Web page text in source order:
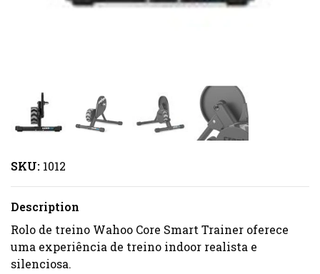
SKU: 1012
Description
Rolo de treino Wahoo Core Smart Trainer oferece
uma experiência de treino indoor realista e
silenciosa.